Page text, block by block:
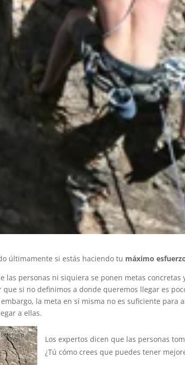
últimamente si estás haciendo tu máximo
las personas ni siquiera se ponen metas
que si no definimos a donde queremos llegar es
la meta en sí misma no es suficiente para
a ellas.
Los expertos dicen que las personas
¿Tú cómo crees que puedes tener